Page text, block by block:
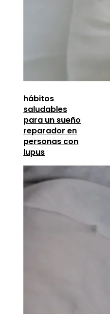
hábitos
saludables
para un sueño
reparador en
personas con
lupus